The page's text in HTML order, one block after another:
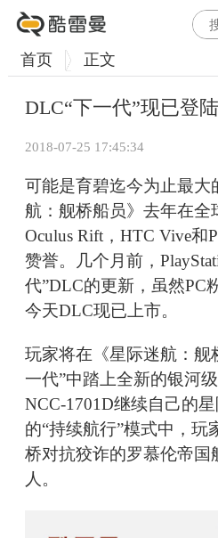
首页 正文
DLC“下一代”现已登
2018-07-25 17:45:34
可能是育碧迄今为止最大
航：舰桥船员》去年在全
Oculus Rift，HTC Vive和
赞誉。几个月前，
代”DLC的更新，虽然PC
今天DLC现已上市。
玩家将在《星际迷航：舰
一代”中踏上全新的银河
NCC-1701D继续自己的
的“持续航行”模式中，玩
桥对抗狡诈的罗慕伦帝国
人。